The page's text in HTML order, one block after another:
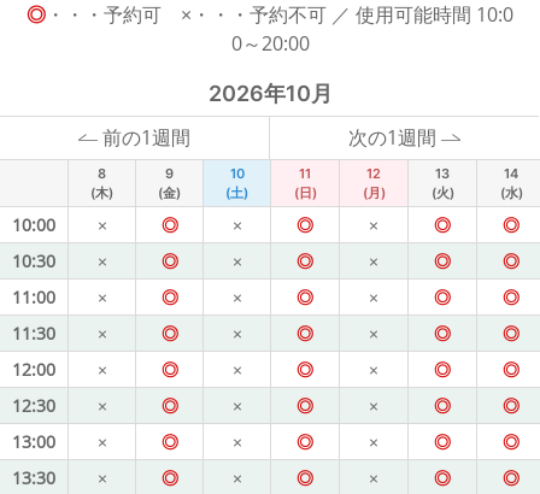
◎ ・・・予約可 ×・・・予約不可 ／ 使用可能時間 10:0
0～20:00
2026年10月
前の1週間 次の1週間
8
(木)
9
(金)
10
(土)
11
(日)
12
(月)
13
(火)
14
(水)
10:00 × ◎ × ◎ × ◎
◎
10:30
× ◎ × ◎ × ◎
◎
11:00
× ◎ × ◎ × ◎
◎
11:30
× ◎ × ◎ × ◎
◎
12:00
× ◎ × ◎ × ◎
◎
12:30
× ◎ × ◎ × ◎
◎
13:00
× ◎ × ◎ × ◎
◎
13:30
× ◎ × ◎ × ◎
◎